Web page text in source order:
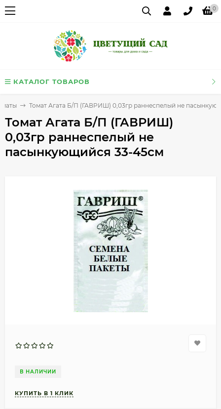
0
КАТАЛОГ ТОВАРОВ
Томат Агата Б/П (ГАВРИШ) 0,03гр раннеспелый не
Томат Агата Б/П (ГАВРИШ)
0,03гр раннеспелый не
пасынкующийся 33-45см
В НАЛИЧИИ